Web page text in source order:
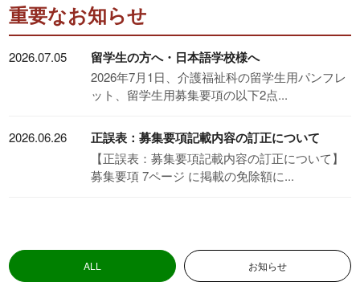
介護福祉科
オープンキャンパス
スケジュール
総合型選抜
WEB個別相談または来校型個
別相談はこちら
重要なお知らせ
2026.07.05 留学生の方へ・日本語学校様へ
2026年7月1日、介護福祉科の留学生用パンフレ
ット、留学生用募集要項の以下2点...
2026.06.26 正誤表：募集要項記載内容の訂正について
【正誤表：募集要項記載内容の訂正について】
募集要項 7ページ に掲載の免除額に...
ALL お知らせ